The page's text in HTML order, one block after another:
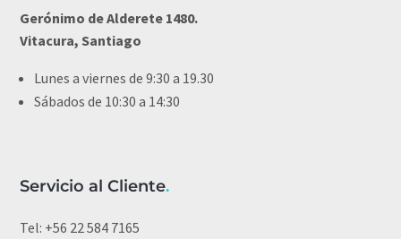
Gerónimo de Alderete 1480.
Vitacura, Santiago
Lunes a viernes de 9:30 a 19.30
Sábados de 10:30 a 14:30
Servicio al Cliente.
Tel: +56 22 584 7165